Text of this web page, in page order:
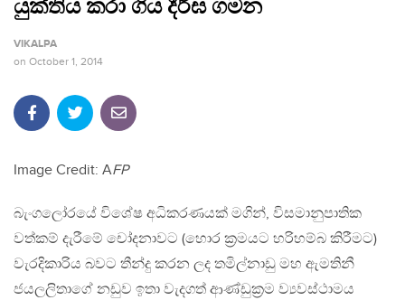
යුක්තිය කරා ගිය දීර්ඝ ගමන
VIKALPA
on October 1, 2014
Image Credit: AFP
බැංගලෝරයේ විශේෂ අධිකරණයක් මගින්, විසමානුපාතික
වත්කම් දැරීමේ චෝදනාවට (හොර ක‍්‍රමයට හරිහම්බ කිරීමට)
වැරදිකාරිය බවට තීන්දු කරන ලද තමිල්නාඩු මහ ඇමතිනී
ජයලලිතාගේ නඩුව ඉතා වැදගත් ආණ්ඩුක‍්‍රම ව්‍යවස්ථාමය